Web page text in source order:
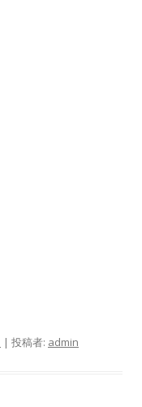
| 投稿者: admin